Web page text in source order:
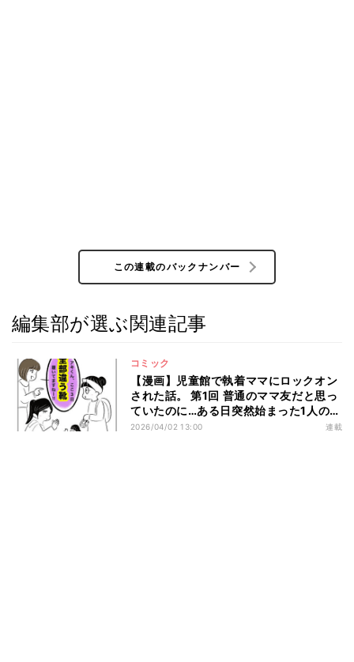
この連載のバックナンバー
編集部が選ぶ関連記事
コミック
【漫画】児童館で執着ママにロックオン
された話。 第1回 普通のママ友だと思っ
ていたのに…ある日突然始まった1人のマ
マ友の異常な執着。どうして私なの!?
2026/04/02 13:00 連載